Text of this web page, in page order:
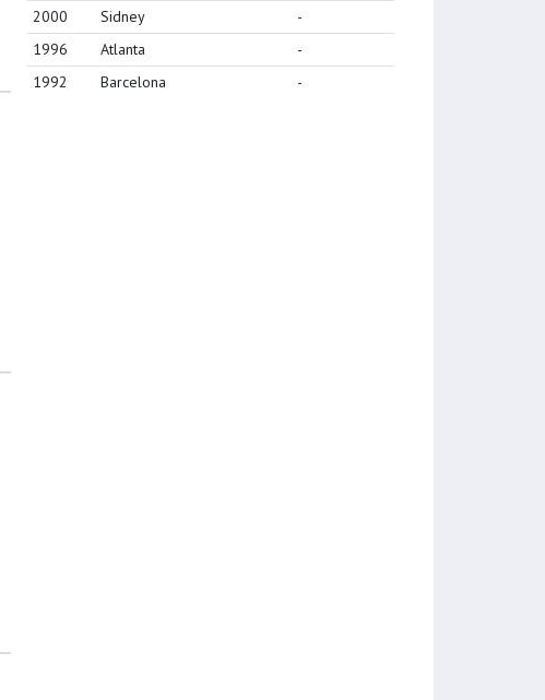
2000
Sidney
-
1996
Atlanta
-
1992
Barcelona -